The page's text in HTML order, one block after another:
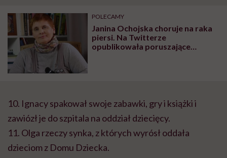
może chyba tylko
głupota i brak
wyobraźni"
pracy
POLECAMY
Janina Ochojska choruje na raka
piersi. Na Twitterze
opublikowała poruszające
10. Ignacy spakował swoje zabawki, gry i książki i
zawiózł je do szpitala na oddział dziecięcy.
11. Olga rzeczy synka, z których wyrósł oddała
dzieciom z Domu Dziecka.